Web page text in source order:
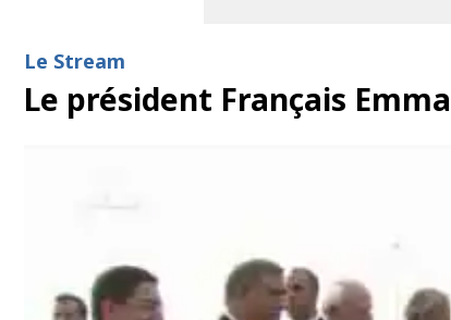
Le Stream
Le président Français